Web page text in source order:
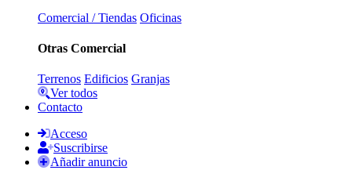
Comercial / Tiendas Oficinas
Otras Comercial
Terrenos Edificios Granjas
Ver todos
Contacto
Acceso
Suscribirse
Añadir anuncio